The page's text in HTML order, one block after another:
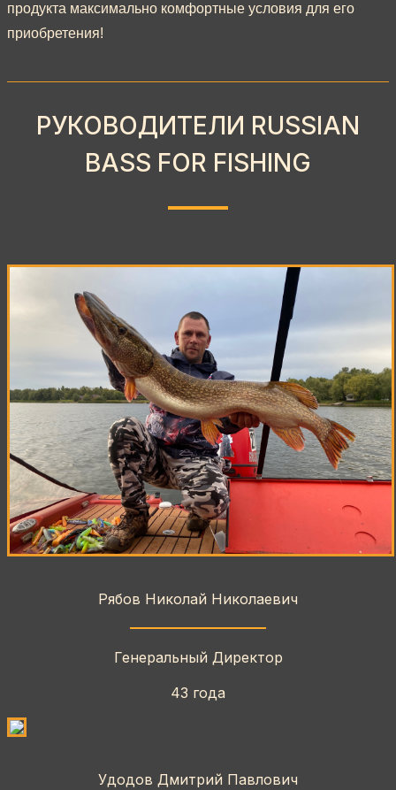
продукта максимально комфортные условия для его
приобретения!
РУКОВОДИТЕЛИ RUSSIAN
BASS FOR FISHING
Рябов Николай Николаевич
Генеральный Директор
43 года
Удодов Дмитрий Павлович